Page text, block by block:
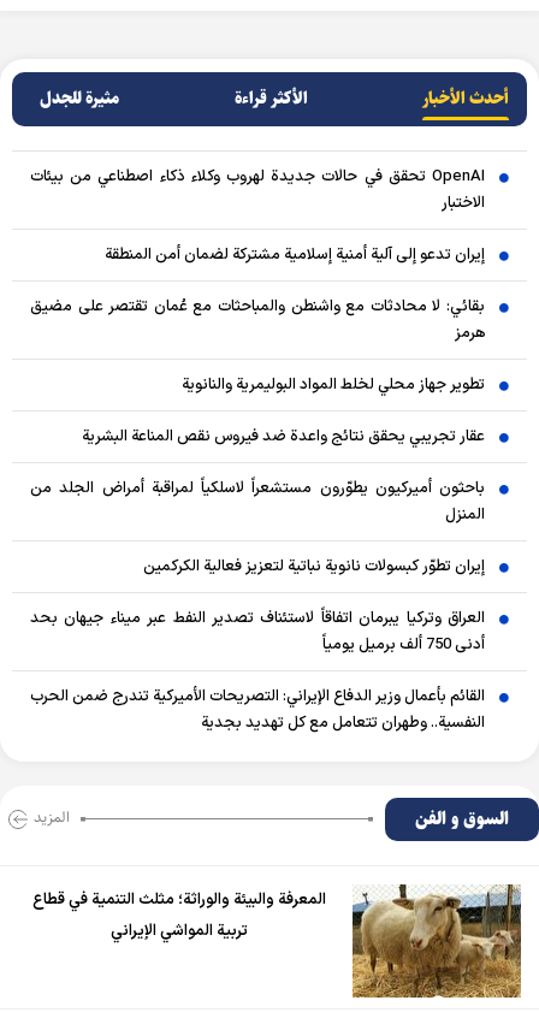
أحدث الأخبار الأکثر قراءة مثيرة للجدل
OpenAI تحقق في حالات جديدة لهروب وكلاء ذكاء اصطناعي من بيئات
الاختبار
إيران تدعو إلى آلية أمنية إسلامية مشتركة لضمان أمن المنطقة
بقائي: لا محادثات مع واشنطن والمباحثات مع عُمان تقتصر على مضيق
هرمز
تطوير جهاز محلي لخلط المواد البوليمرية والنانوية
عقار تجريبي يحقق نتائج واعدة ضد فيروس نقص المناعة البشرية
باحثون أميركيون يطوّرون مستشعراً لاسلكياً لمراقبة أمراض الجلد من
المنزل
إيران تطوّر كبسولات نانوية نباتية لتعزيز فعالية الكركمين
العراق وتركيا يبرمان اتفاقاً لاستئناف تصدير النفط عبر ميناء جيهان بحد
أدنى 750 ألف برميل يومياً
القائم بأعمال وزير الدفاع الإيراني: التصريحات الأميركية تندرج ضمن الحرب
النفسية.. وطهران تتعامل مع كل تهديد بجدية
السوق و الفن المزید
المعرفة والبيئة والوراثة؛ مثلث التنمية في قطاع
تربية المواشي الإيراني